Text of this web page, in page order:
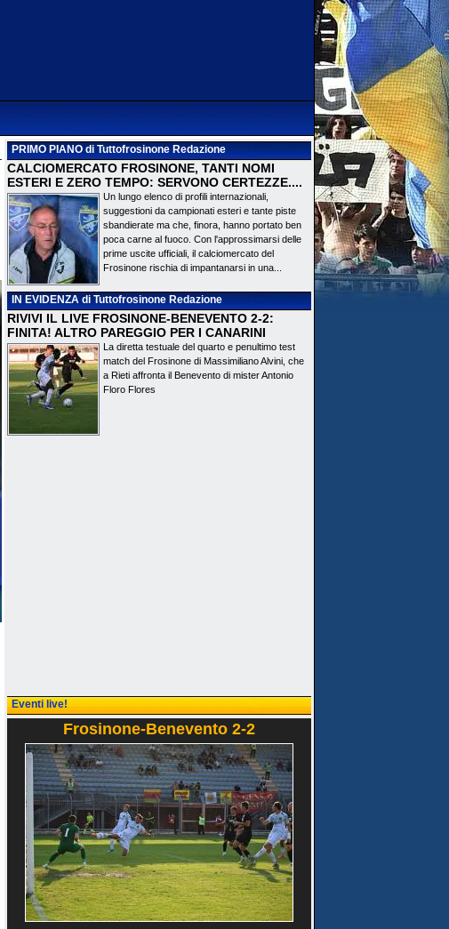
PRIMO PIANOdi Tuttofrosinone Redazione
CALCIOMERCATO FROSINONE, TANTI NOMI
ESTERI E ZERO TEMPO: SERVONO CERTEZZE....
Un lungo elenco di profili internazionali,
suggestioni da campionati esteri e tante piste
sbandierate ma che, finora, hanno portato ben
poca carne al fuoco. Con l'approssimarsi delle
prime uscite ufficiali, il calciomercato del
Frosinone rischia di impantanarsi in una...
IN EVIDENZAdi Tuttofrosinone Redazione
RIVIVI IL LIVE FROSINONE-BENEVENTO 2-2:
FINITA! ALTRO PAREGGIO PER I CANARINI
La diretta testuale del quarto e penultimo test
match del Frosinone di Massimiliano Alvini, che
a Rieti affronta il Benevento di mister Antonio
Floro Flores
Eventi live!
Frosinone-Benevento 2-2